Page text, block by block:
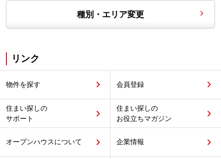
種別・エリア変更
リンク
物件を探す 会員登録
住まい探しの
サポート
住まい探しの
お役立ちマガジン
オープンハウスについて 企業情報